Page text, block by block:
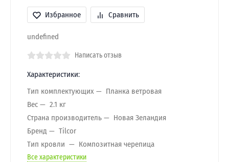
Избранное Сравнить
undefined
Написать отзыв
Характеристики:
Тип комплектующих
Планка ветровая
Вес
2.1 кг
Страна производитель
Новая Зеландия
Бренд
Tilcor
Тип кровли
Композитная черепица
Все характеристики